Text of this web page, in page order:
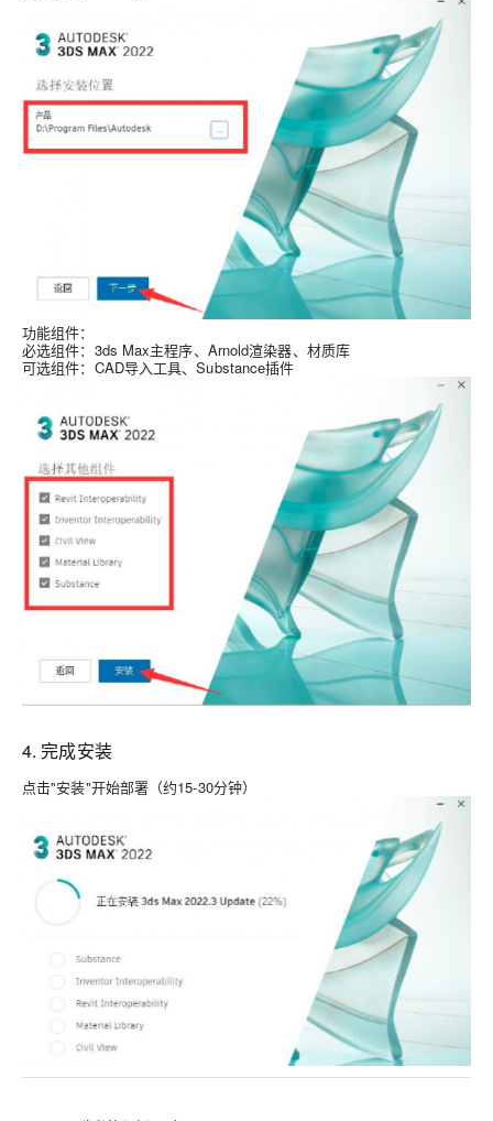
功能组件：
必选组件：3ds Max主程序、Arnold渲染器、材质库
可选组件：CAD导入工具、Substance插件
4. 完成安装
点击"安装"开始部署（约15-30分钟）